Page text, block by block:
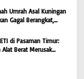
Desak KLH, Polri
Bertindak
Umrah Asal Kuningan
Gagal Berangkat,
Layanan Sesuai Aturan
di Pasaman Timur:
Alat Berat Merusak